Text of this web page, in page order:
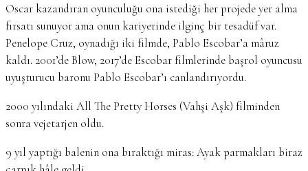
Oscar kazandıran oyunculuğu ona istediği her projede yer alma
fırsatı sunuyor ama onun kariyerinde ilginç bir tesadüf var.
Penelope Cruz, oynadığı iki filmde, Pablo Escobar’a mâruz
kaldı. 2001’de Blow, 2017’de Escobar filmlerinde başrol oyuncusu
uyuşturucu baronu Pablo Escobar’ı canlandırıyordu.
2000 yılındaki All The Pretty Horses (Vahşi Aşk) filminden
sonra vejetarjen oldu.
9 yıl yaptığı balenin ona bıraktığı miras: Ayak parmakları biraz